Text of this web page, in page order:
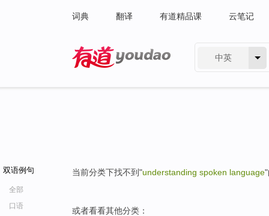
词典 翻译 有道精品课 云笔记
中英
双语例句
全部
口语
当前分类下找不到"understanding spoken language
或者看看其他分类：